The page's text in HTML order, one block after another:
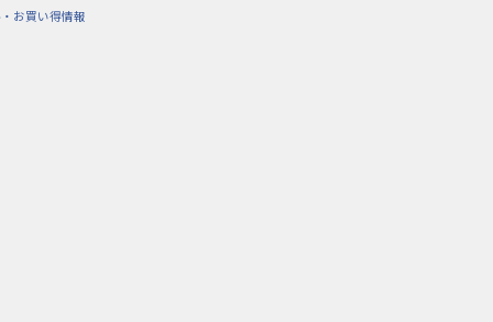
お買い得情報